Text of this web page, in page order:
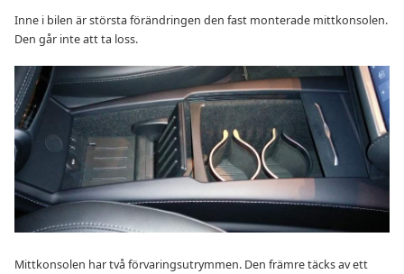
Inne i bilen är största förändringen den fast monterade mittkonsolen.
Den går inte att ta loss.
Mittkonsolen har två förvaringsutrymmen. Den främre täcks av ett